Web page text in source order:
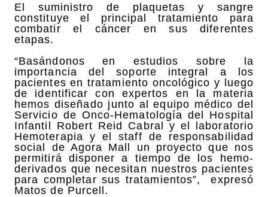
El suministro de plaquetas y sangre
constituye el principal tratamiento para
combatir el cáncer en sus diferentes
etapas.
“Basándonos en estudios sobre la
importancia del soporte integral a los
pacientes en tratamiento oncológico y luego
de identificar con expertos en la materia
hemos diseñado junto al equipo médico del
Servicio de Onco-Hematología del Hospital
Infantil Robert Reid Cabral y el laboratorio
Hemoterapia y el staff de responsabilidad
social de Agora Mall un proyecto que nos
permitirá disponer a tiempo de los hemo-
derivados que necesitan nuestros pacientes
para completar sus tratamientos”, expresó
Matos de Purcell.